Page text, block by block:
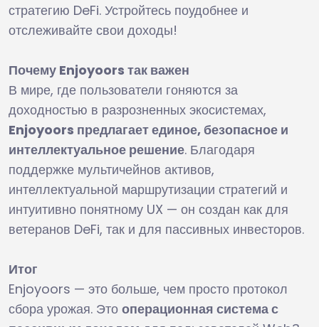
стратегию DeFi. Устройтесь поудобнее и
отслеживайте свои доходы!
Почему Enjoyoors так важен
В мире, где пользователи гоняются за
доходностью в разрозненных экосистемах,
Enjoyoors предлагает единое, безопасное и
интеллектуальное решение. Благодаря
поддержке мультичейнов активов,
интеллектуальной маршрутизации стратегий и
интуитивно понятному UX — он создан как для
ветеранов DeFi, так и для пассивных инвесторов.
Итог
Enjoyoors — это больше, чем просто протокол
сбора урожая. Это операционная система с